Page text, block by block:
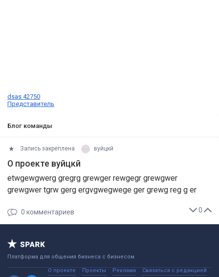
dsas 42750
Представитель
Блог команды
Запись закреплена вуйцкй
О проекте вуйцкй
etwgewgwerg gregrg grewger rewgegr grewgwer
grewgwer tgrw gerg ergvgwegwege ger grewg reg g er
0
0 комментариев
Платформа для общения бизнеса с бизнесом
О проекте Проекты Реклама Связаться с редакцией